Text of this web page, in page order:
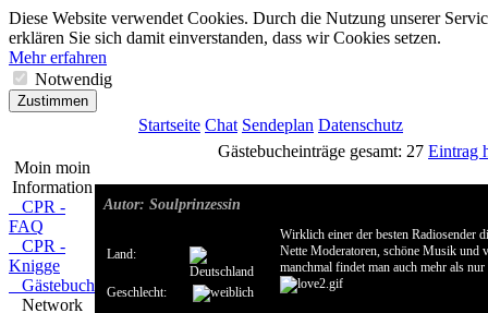
Diese Website verwendet Cookies. Durch die Nutzung unserer
erklären Sie sich damit einverstanden, dass wir Cookies setzen.
Mehr erfahren
Notwendig
Zustimmen
Startseite Chat Sendeplan Datenschutz
Moin moin
Information
CPR -
FAQ
CPR -
Knigge
Gästebuch
Network
Gästebucheinträge gesamt: 27 Eintrag
Autor: Soulprinzessin
Land:
Geschlecht:
Wirklich einer der besten Radiosender
Nette Moderatoren, schöne Musik und
manchmal findet man auch mehr als